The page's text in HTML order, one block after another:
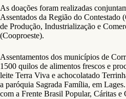
As doações foram realizadas
Assentados da Região do Contestado
de Produção, Industrialização e
(Cooproeste).
Assentamentos dos municípios de
1500 quilos de alimentos frescos e
leite Terra Viva e achocolatado
a paróquia Sagrada Família, em
com a Frente Brasil Popular, Cáritas